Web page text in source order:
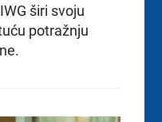
širi svoju
potražnju